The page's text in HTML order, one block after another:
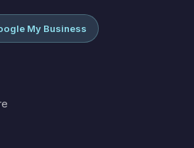
My Business